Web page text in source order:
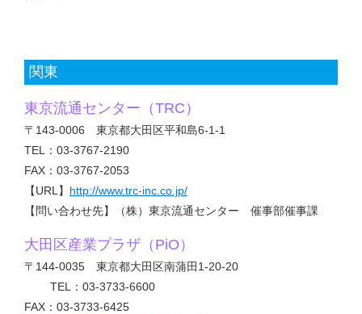
関東
東京流通センター（TRC）
〒143-0006 東京都大田区平和島6-1-1
TEL：03-3767-2190
FAX：03-3767-2053
【URL】 http://www.trc-inc.co.jp/
【問い合わせ先】（株）東京流通センター 催事部催事課
大田区産業プラザ（PiO）
〒144-0035 東京都大田区南蒲田1-20-20
TEL：03-3733-6600
FAX：03-3733-6425